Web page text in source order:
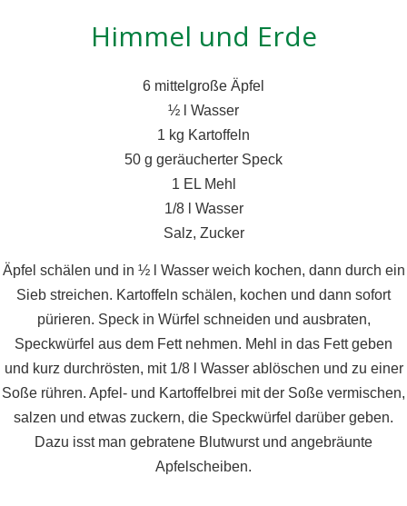
Himmel und Erde
6 mittelgroße Äpfel
½ l Wasser
1 kg Kartoffeln
50 g geräucherter Speck
1 EL Mehl
1/8 l Wasser
Salz, Zucker
Äpfel schälen und in ½ l Wasser weich kochen, dann durch ein
Sieb streichen. Kartoffeln schälen, kochen und dann sofort
pürieren. Speck in Würfel schneiden und ausbraten,
Speckwürfel aus dem Fett nehmen. Mehl in das Fett geben
und kurz durchrösten, mit 1/8 l Wasser ablöschen und zu einer
Soße rühren. Apfel- und Kartoffelbrei mit der Soße vermischen,
salzen und etwas zuckern, die Speckwürfel darüber geben.
Dazu isst man gebratene Blutwurst und angebräunte
Apfelscheiben.